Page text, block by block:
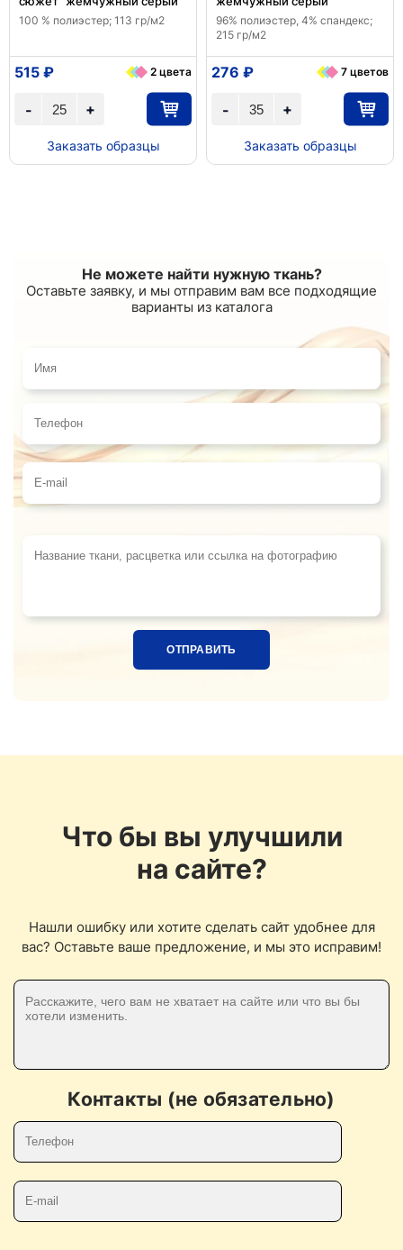
100 % полиэстер; 113 гр/м2
+
-
515 ₽ 2 цвета
Заказать образцы
96% полиэстер, 4% спандекс;
215 гр/м2
+
-
276 ₽ 7 цветов
Заказать образцы
Не можете найти нужную ткань?
Оставьте заявку, и мы отправим вам все подходящие
варианты из каталога
Имя
Телефон
E-mail
Что бы вы улучшили
на сайте?
Нашли ошибку или хотите сделать сайт удобнее для
вас? Оставьте ваше предложение, и мы это исправим!
Контакты (не обязательно)